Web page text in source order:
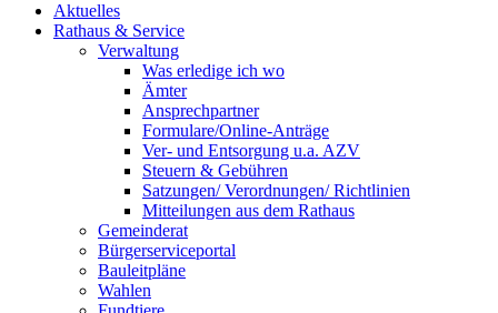
Aktuelles
Rathaus & Service
Verwaltung
Was erledige ich wo
Ämter
Ansprechpartner
Formulare/Online-Anträge
Ver- und Entsorgung u.a. AZV
Steuern & Gebühren
Satzungen/ Verordnungen/ Richtlinien
Mitteilungen aus dem Rathaus
Gemeinderat
Bürgerserviceportal
Bauleitpläne
Wahlen